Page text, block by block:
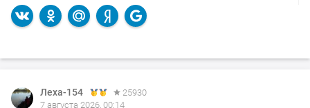
Леха-154
25930
7 августа 2026, 00:14
Леха-154
25930
4 августа 2026, 12:52